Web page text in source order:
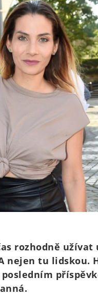
rozhodně
nejen tu lidskou.